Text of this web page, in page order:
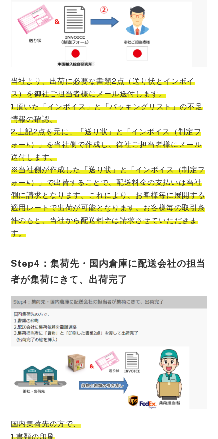
当社より、出荷に必要な書類2点（送り状とインボイ
ス）を御社ご担当者様にメール送付します。
1.頂いた「インボイス」と「パッキングリスト」の不足
情報の確認。
2.上記2点を元に、「送り状」と「インボイス（制定フ
ォーﾑ）」を当社側で作成し、御社ご担当者様にメール
送付します。
※当社側が作成した「送り状」と「インボイス（制定フ
ォーﾑ）」で出荷することで、配送料金の支払いは当社
側に請求となります。これにより、お客様毎に展開する
適用レートで出荷が可能となります。お客様毎の取引条
件のもと、当社から配送料金は請求させていただきま
す。
Step4：集荷先・国内倉庫に配送会社の担当
者が集荷にきて、出荷完了
国内集荷先の方で、
1.書類の印刷